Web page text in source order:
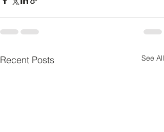
Recent Posts See All